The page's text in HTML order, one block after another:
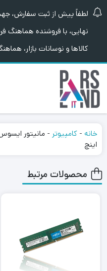
لطفاً پیش از ثبت سفارش،
نهایی، با فروشنده هماهنگ
کالاها و نوسانات بازار،
خانه - کامپیوتر -
اینچ
محصولات مرتبط